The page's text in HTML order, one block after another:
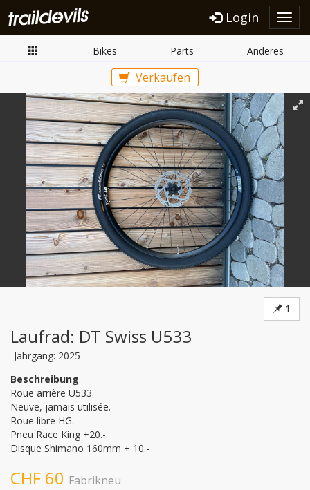
Login
Bikes Parts Anderes
Verkaufen
1
Laufrad: DT Swiss U533
Jahrgang: 2025
Beschreibung
Roue arrière U533.
Neuve, jamais utilisée.
Roue libre HG.
Pneu Race King +20.-
Disque Shimano 160mm + 10.-
CHF 60 Fabrikneu